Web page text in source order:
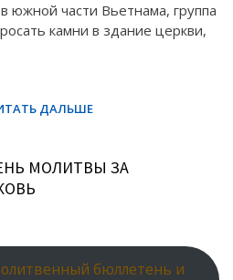
южной части Вьетнама, группа
камни в здание церкви,
МОЛИТВЫ ЗА
бюллетень и